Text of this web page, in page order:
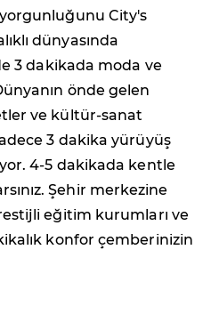
City's
dünyasında
3 dakikada moda ve
önde gelen
ve kültür-sanat
3 dakika yürüyüş
4-5 dakikada kentle
Şehir merkezine
eğitim kurumları ve
konfor çemberinizin